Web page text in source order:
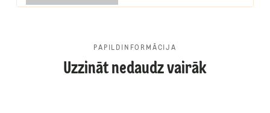
PAPILDINFORMĀCIJA
Uzzināt nedaudz vairāk